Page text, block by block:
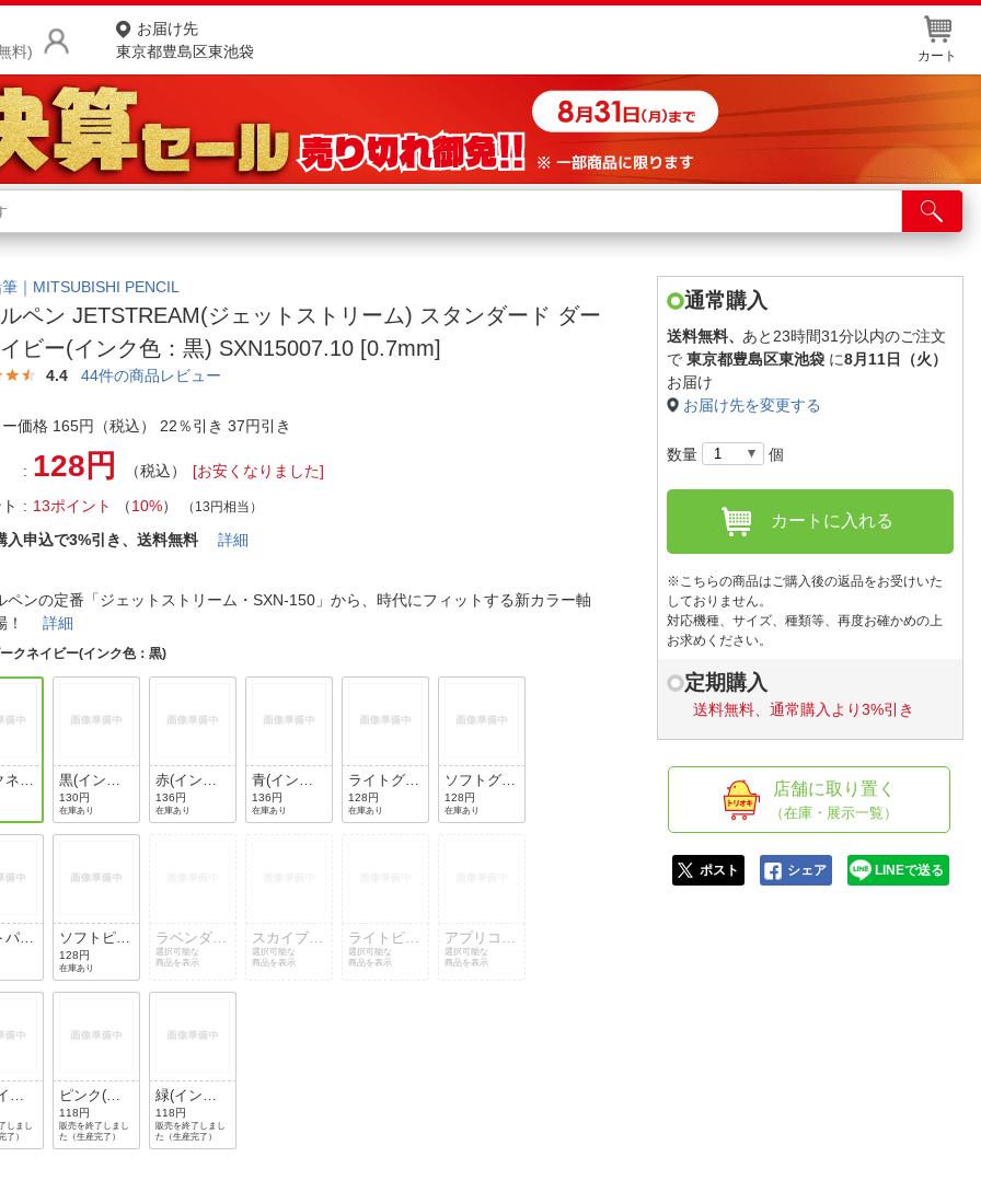
料)
お届け先
東京都豊島区東池袋
カート
商品をさがす
ランキングからさがす
カテゴリ一覧からさがす
ご利用ガイド
よくある質問・お問合せ
ご利用規約
店舗サービス
ネット取り置き
店舗情報・店舗一覧
｜MITSUBISHI PENCIL
ペン JETSTREAM(ジェットストリーム) スタンダード ダー
ビー(インク色：黒) SXN15007.10 [0.7mm]
4.4 44件の商品レビュー
ー価格 165円（税込） 22％引き 37円引き
128円 （税込）
[お安くなりました]
13ポイント （10%） （13円相当）
入申込で3%引き、送料無料詳細
ペンの定番「ジェットストリーム・SXN-150」から、時代にフィットする新カラー軸
！詳細
クネイビー(インク色：黒)
ネイ
ン
)
黒(インク
色：黒)
130円
在庫あり
赤(インク
色：赤)
136円
在庫あり
青(インク
色：青)
136円
在庫あり
ライトグレ
ー(インク
色：黒)
128円
在庫あり
ソフトグリ
ーン(イン
ク色：黒)
128円
在庫あり
パー
ン
)
ソフトピン
ク(インク
色：黒)
128円
在庫あり
ラベンダー
(インク
選択可能な
商品を表示
スカイブル
ー(インク
選択可能な
商品を表示
ライトピン
ク(インク
選択可能な
商品を表示
アプリコッ
ト(インク
選択可能な
商品を表示
ン
)
しまし
了）
ピンク(イ
ンク色：
黒)
118円
販売を終了しまし
た（生産完了）
緑(インク
色：黒)
118円
販売を終了しまし
た（生産完了）
通常購入
送料無料、 あと23時間31分以内のご注文
で 東京都豊島区東池袋 に8月11日（火）
お届け
お届け先を変更する
数量 個
カートに入れる
※こちらの商品はご購入後の返品をお受けいた
しておりません。
対応機種、サイズ、種類等、再度お確かめの上
お求めください。
定期購入
送料無料、通常購入より3%引き
店舗に取り置く
（在庫・展示一覧）
ポスト シェア LINEで送る